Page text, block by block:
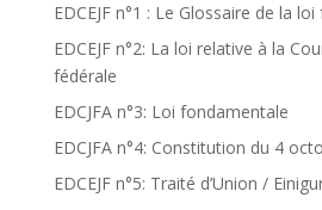
EDCEJF n°1 : Le Glossaire de la
EDCEJF n°2: La loi relative à la
fédérale
EDCJFA n°3: Loi fondamentale
EDCJFA n°4: Constitution du 4
EDCEJF n°5: Traité d’Union /